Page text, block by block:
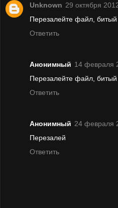
Unknown 29 октября
Перезалейте файл, битый
Ответить
Анонимный 14 февраля
Перезалейте файл, битый
Ответить
Анонимный 24 февраля
Перезалей
Ответить